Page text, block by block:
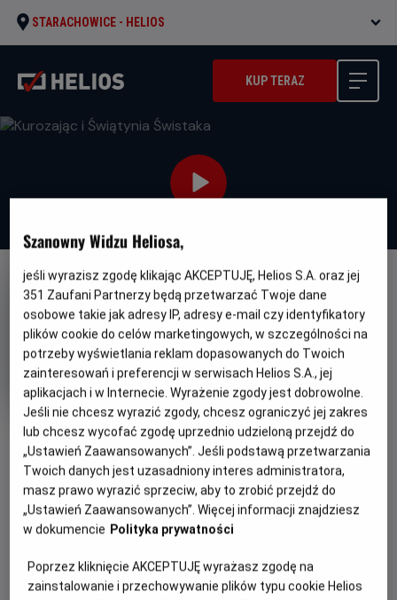
STARACHOWICE - HELIOS
KUP TERAZ
DUBBING
OBSERWUJ
Kurozając i Świątynia Świstaka
Oryginalny
tytuł
Hopper et le secret de la marmotte
Animowany
Minimalny
wiek
Od 7 lat
Czas
trwania
88 min
Kraj
i
rok
produkcji
Francja (2025)
OCENA HELIOS
6.7
PREMIERA
15 maja 2026
Benjamin Mousquet Dave Collard
WIĘCEJ SZCZEGÓŁÓW
Gdy wyjątkowy pół kurczak, pół zając odkrywa, że nie jest
Szanowny Widzu Heliosa,
jeśli wyrazisz zgodę klikając AKCEPTUJĘ, Helios S.A. oraz jej
351 Zaufani Partnerzy będą przetwarzać Twoje dane
osobowe takie jak adresy IP, adresy e-mail czy identyfikatory
plików cookie do celów marketingowych, w szczególności na
potrzeby wyświetlania reklam dopasowanych do Twoich
zainteresowań i preferencji w serwisach Helios S.A., jej
aplikacjach i w Internecie. Wyrażenie zgody jest dobrowolne.
Jeśli nie chcesz wyrazić zgody, chcesz ograniczyć jej zakres
lub chcesz wycofać zgodę uprzednio udzieloną przejdź do
„Ustawień Zaawansowanych”. Jeśli podstawą przetwarzania
Twoich danych jest uzasadniony interes administratora,
masz prawo wyrazić sprzeciw, aby to zrobić przejdź do
„Ustawień Zaawansowanych”. Więcej informacji znajdziesz
w dokumencie Polityka prywatności
Poprzez kliknięcie AKCEPTUJĘ wyrażasz zgodę na
zainstalowanie i przechowywanie plików typu cookie Helios